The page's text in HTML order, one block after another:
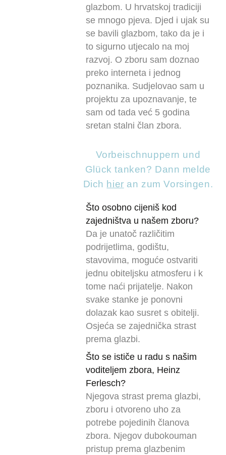
glazbom. U hrvatskoj tradiciji
se mnogo pjeva. Djed i ujak su
se bavili glazbom, tako da je i
to sigurno utjecalo na moj
razvoj. O zboru sam doznao
preko interneta i jednog
poznanika. Sudjelovao sam u
projektu za upoznavanje, te
sam od tada već 5 godina
sretan stalni član zbora.
Vorbeischnuppern und
Glück tanken? Dann melde
Dich hier an zum Vorsingen.
Što osobno cijeniš kod
zajedništva u našem zboru?
Da je unatoč različitim
podrijetlima, godištu,
stavovima, moguće ostvariti
jednu obiteljsku atmosferu i k
tome naći prijatelje. Nakon
svake stanke je ponovni
dolazak kao susret s obitelji.
Osjeća se zajednička strast
prema glazbi.
Što se ističe u radu s našim
voditeljem zbora, Heinz
Ferlesch?
Njegova strast prema glazbi,
zboru i otvoreno uho za
potrebe pojedinih članova
zbora. Njegov dubokouman
pristup prema glazbenim